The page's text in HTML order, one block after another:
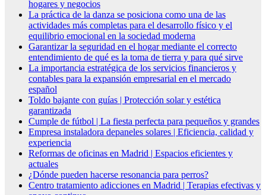
hogares y negocios
La práctica de la danza se posiciona como una de las
actividades más completas para el desarrollo físico y el
equilibrio emocional en la sociedad moderna
Garantizar la seguridad en el hogar mediante el correcto
entendimiento de qué es la toma de tierra y para qué sirve
La importancia estratégica de los servicios financieros y
contables para la expansión empresarial en el mercado
español
Toldo bajante con guías | Protección solar y estética
garantizada
Cumple de fútbol | La fiesta perfecta para pequeños y grandes
Empresa instaladora depaneles solares | Eficiencia, calidad y
experiencia
Reformas de oficinas en Madrid | Espacios eficientes y
actuales
¿Dónde pueden hacerse resonancia para perros?
Centro tratamiento adicciones en Madrid | Terapias efectivas y